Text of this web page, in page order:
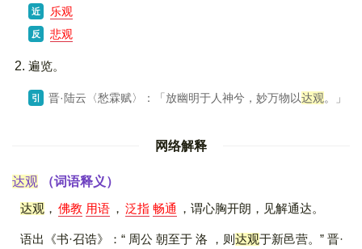
近 乐观
反 悲观
遍览。
引 晋·陆云〈愁霖赋〉：「放幽明于人神兮，妙万物以达观。」
网络解释
达观 （词语释义）
达观 ， 佛教 用语 ， 泛指 畅通 ，谓心胸开朗，见解通达。
语出《书·召诰》：“ 周公 朝至于 洛 ，则 达观于新邑营。” 晋·